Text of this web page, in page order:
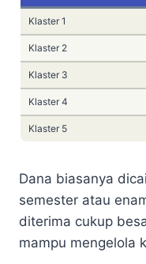
Klaster 1
Klaster 2
Klaster 3
Klaster 4
Klaster 5
Dana biasanya
semester atau
diterima cukup
mampu mengelola